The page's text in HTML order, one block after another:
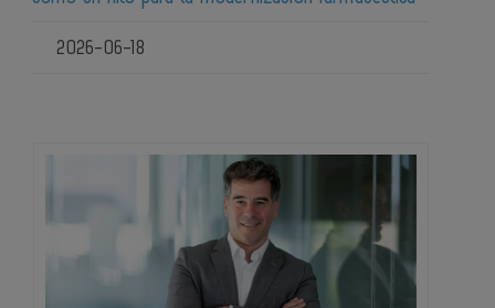
2026-06-18